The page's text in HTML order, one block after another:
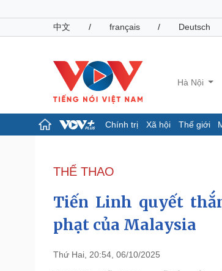
中文
/ français / Deutsch
Hà Nội
Chính trị Xã hội Thế giới
Đảng
Tổ chức nhân sự
Quốc hội
Nhận diện sự thật
Giáo dục
Dấu ấn
Việc làm
Biển đảo
Pháp luật
THỂ THAO
Tiến Linh quyết
phạt của Malaysia
Thứ Hai, 20:54, 06/10/2025